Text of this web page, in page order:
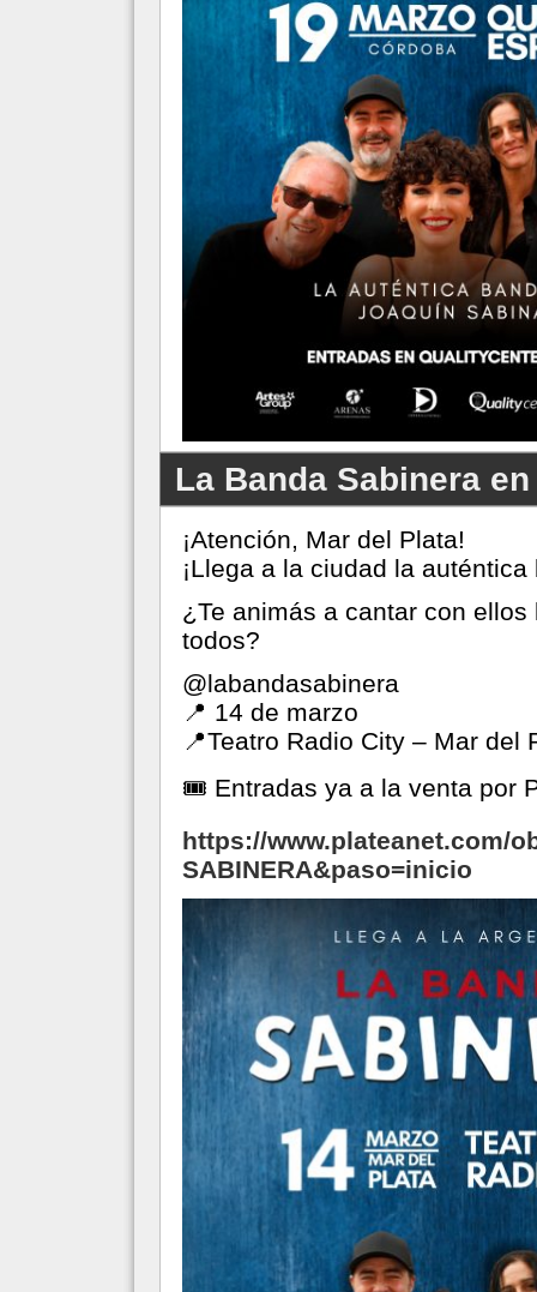
La Banda Sabinera
¡Atención, Mar del Plata!
¡Llega a la ciudad la
¿Te animás a cantar con
todos?
@labandasabinera
📍 14 de marzo
📍Teatro Radio City – Mar del
🎟 Entradas ya a la venta por
https://www.plateanet.com/
SABINERA&paso=inicio